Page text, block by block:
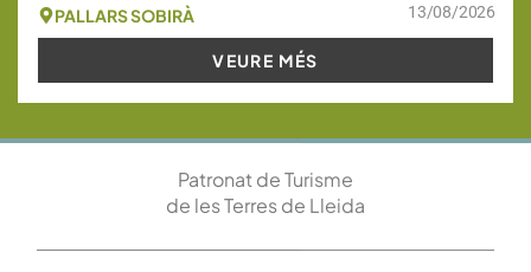
PALLARS SOBIRÀ 13/08/2026
VEURE MÉS
Patronat de Turisme
de les Terres de Lleida